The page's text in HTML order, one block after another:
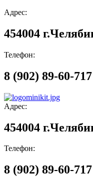
Адрес:
454004
Телефон:
8 (902) 89-60-717
Адрес:
454004
Телефон:
8 (902) 89-60-717